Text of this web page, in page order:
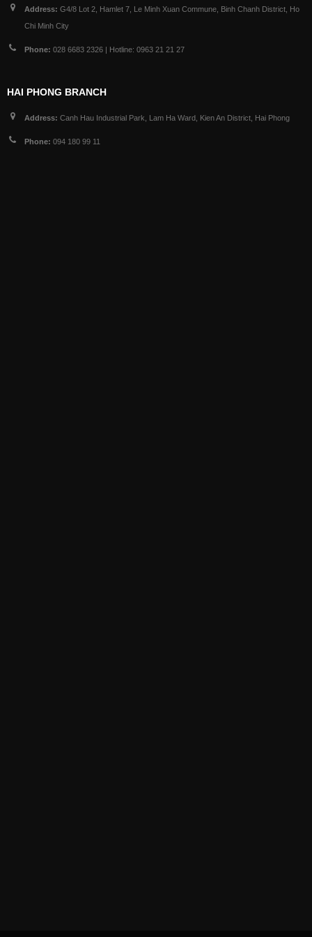
Address: G4/8 Lot 2, Hamlet 7, Le Minh Xuan Commune, Binh Chanh District, Ho
Chi Minh City
Phone: 028 6683 2326 | Hotline: 0963 21 21 27
HAI PHONG BRANCH
Address: Canh Hau Industrial Park, Lam Ha Ward, Kien An District, Hai Phong
Phone: 094 180 99 11